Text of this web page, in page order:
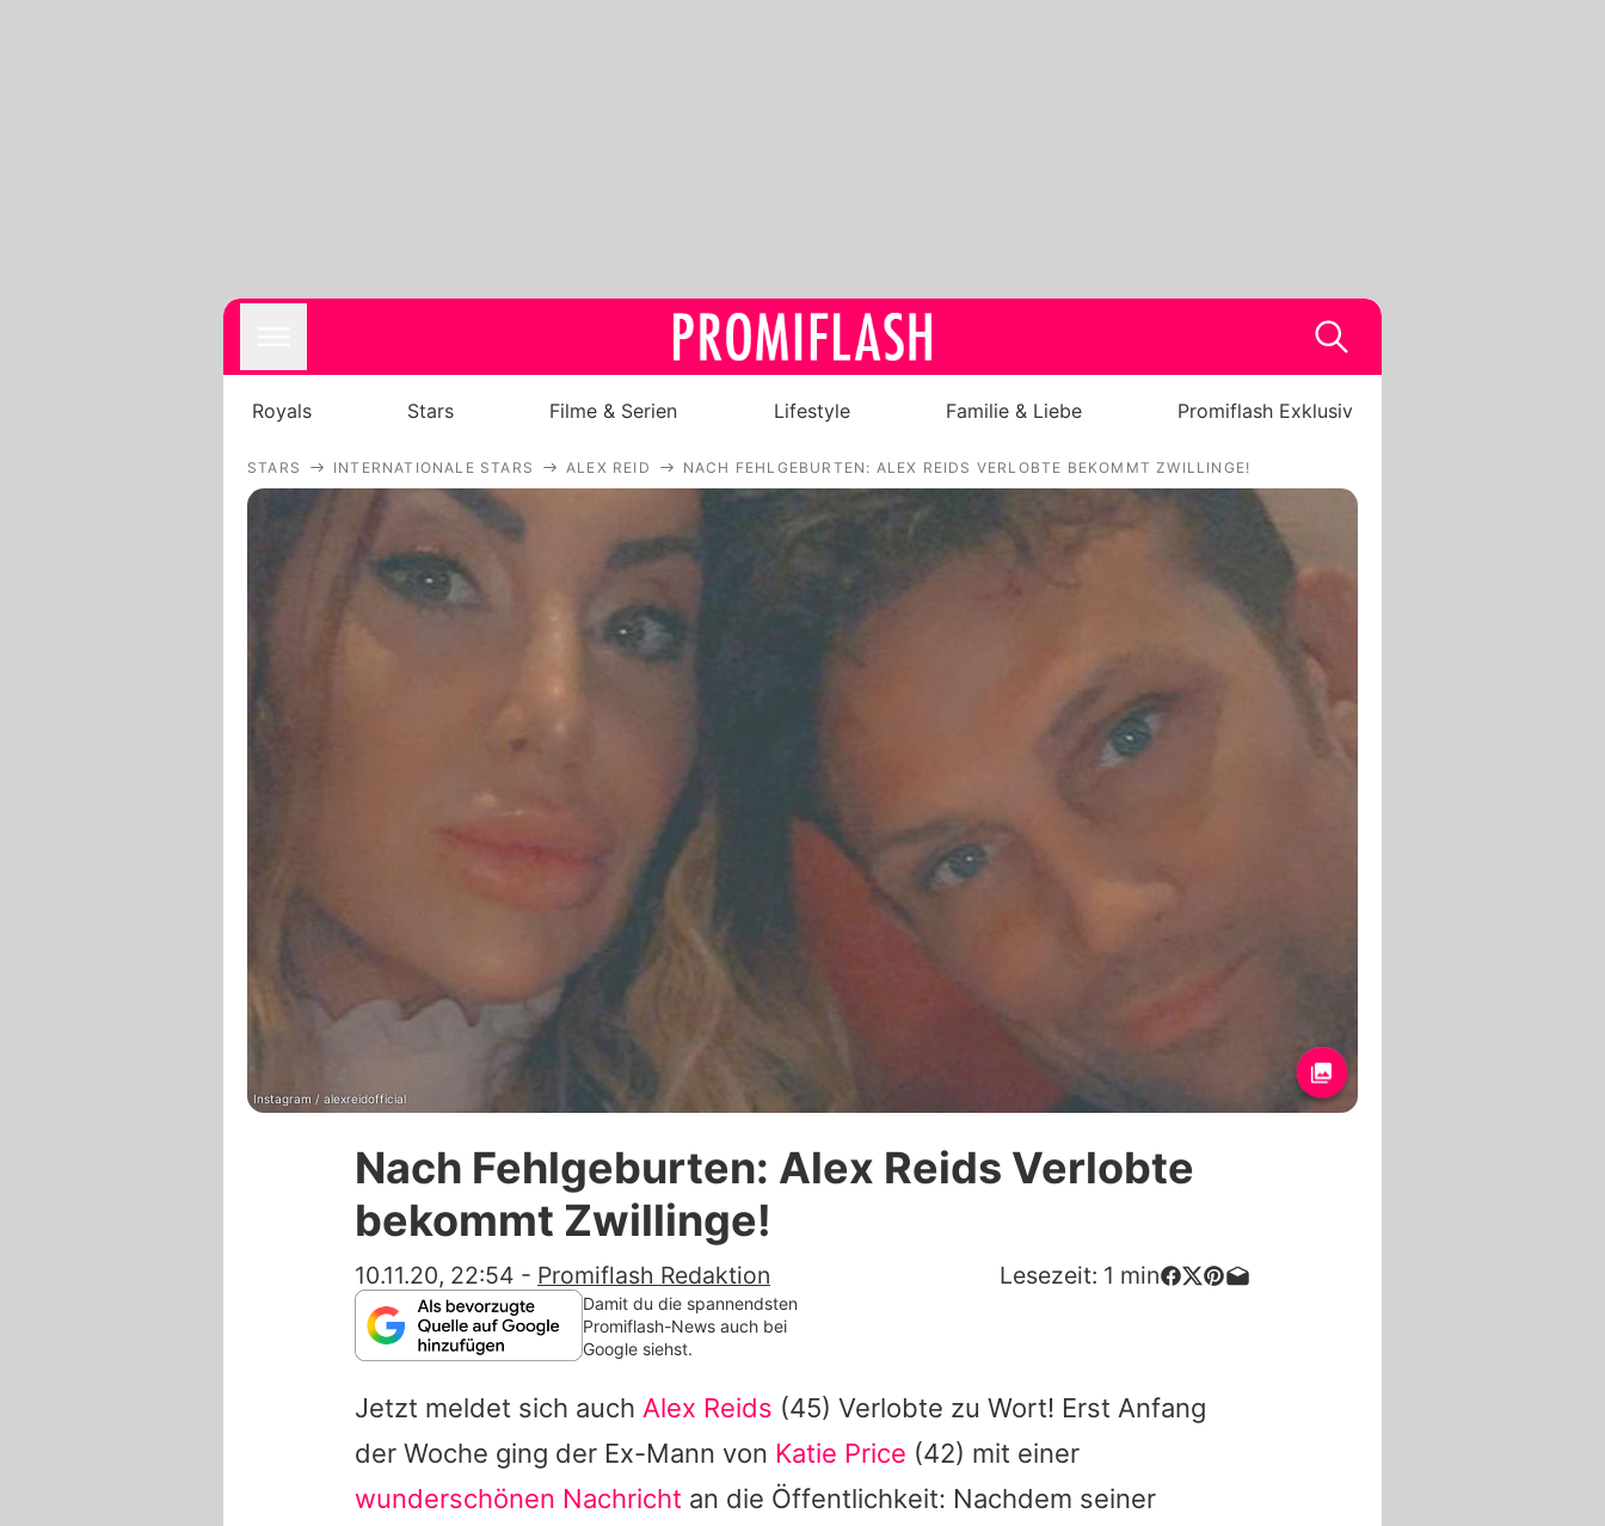
Royals
Stars
Alle Themen auf Promiflash
App runterladen
Redaktionelle Richtlinien
Impressum
Datenschutzerklärung
Nutzungsbedingungen
Utiq verwalten
Royals Stars Filme & Serien Lifestyle Familie & Liebe Promiflash Exklusiv
STARS INTERNATIONALE STARS ALEX REID NACH FEHLGEBURTEN: ALEX REIDS VERLOBTE BEKOMMT ZWILLINGE!
Instagram / alexreidofficial
Nach Fehlgeburten: Alex Reids Verlobte
bekommt Zwillinge!
10.11.20, 22:54 - Promiflash Redaktion Lesezeit: 1 min
Damit du die spannendsten
Promiflash-News auch bei
Google siehst.
Jetzt meldet sich auch Alex Reids (45) Verlobte zu Wort! Erst Anfang
der Woche ging der Ex-Mann von Katie Price (42) mit einer
wunderschönen Nachricht an die Öffentlichkeit: Nachdem seiner